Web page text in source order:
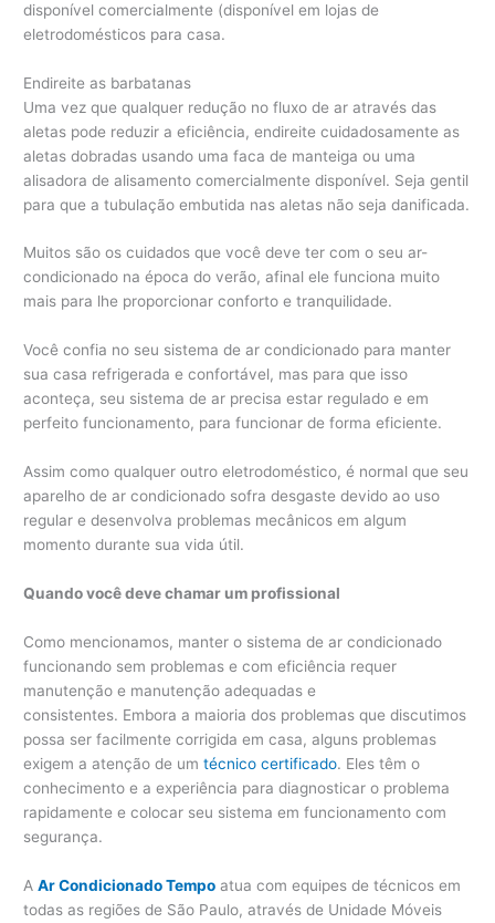
disponível comercialmente (disponível em lojas de
eletrodomésticos para casa.
Endireite as barbatanas
Uma vez que qualquer redução no fluxo de ar através das
aletas pode reduzir a eficiência, endireite cuidadosamente as
aletas dobradas usando uma faca de manteiga ou uma
alisadora de alisamento comercialmente disponível. Seja gentil
para que a tubulação embutida nas aletas não seja danificada.
Muitos são os cuidados que você deve ter com o seu ar-
condicionado na época do verão, afinal ele funciona muito
mais para lhe proporcionar conforto e tranquilidade.
Você confia no seu sistema de ar condicionado para manter
sua casa refrigerada e confortável, mas para que isso
aconteça, seu sistema de ar precisa estar regulado e em
perfeito funcionamento, para funcionar de forma eficiente.
Assim como qualquer outro eletrodoméstico, é normal que seu
aparelho de ar condicionado sofra desgaste devido ao uso
regular e desenvolva problemas mecânicos em algum
momento durante sua vida útil.
Quando você deve chamar um profissional
Como mencionamos, manter o sistema de ar condicionado
funcionando sem problemas e com eficiência requer
manutenção e manutenção adequadas e
consistentes. Embora a maioria dos problemas que discutimos
possa ser facilmente corrigida em casa, alguns problemas
exigem a atenção de umtécnico certificado. Eles têm o
conhecimento e a experiência para diagnosticar o problema
rapidamente e colocar seu sistema em funcionamento com
segurança.
AAr Condicionado Tempo atua com equipes de técnicos em
todas as regiões de São Paulo, através de Unidade Móveis